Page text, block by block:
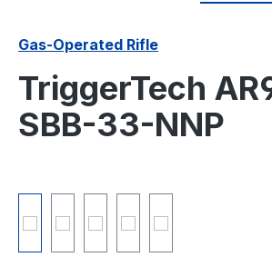
Gas-Operated Rifle
TriggerTech
SBB-33-NNP